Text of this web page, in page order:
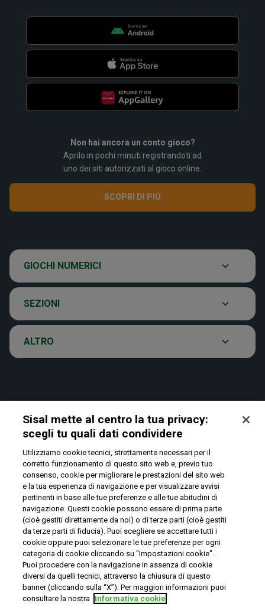
Non hai ancora un conto gioco?
Aprilo in pochi minuti registrandoti ad
uno dei siti autorizzati al gioco online.
SCOPRI DI PIÙ
GIOCHI NUMERICI
SuperEnalotto
Eurojackpot
VinciCasa
Play Your Date
SEZIONI
Ultima estrazione
Archivio estrazioni
Verifica vincite
News
ALTRO
Contatti
Notifiche
Cookies
Privacy
IL GIOCO È VIETATO AI MINORI E PUÒ CAUSARE
DIPENDENZA PATOLOGICA
© Copyright Sisal Italia S.p.A. - P.I. 02433760135
Privacy Cookies
Mappa
del
sito
Sisal mette al centro la tua privacy:
scegli tu quali dati condividere​
Utilizziamo cookie tecnici, strettamente necessari per il
corretto funzionamento di questo sito web e, previo tuo
consenso, cookie per migliorare le prestazioni del sito web
e la tua esperienza di navigazione e per visualizzare avvisi
pertinenti in base alle tue preferenze e alle tue abitudini di
navigazione. Questi cookie possono essere di prima parte
(cioè gestiti direttamente da noi) o di terze parti (cioè gestiti
da terze parti di fiducia). Puoi scegliere se accettare tutti i
cookie oppure puoi selezionare le tue preferenze per ogni
categoria di cookie cliccando su "Impostazioni cookie".
Puoi procedere con la navigazione in assenza di cookie
diversi da quelli tecnici, attraverso la chiusura di questo
banner (cliccando sulla “X”). Per maggiori informazioni puoi
consultare la nostra Informativa cookie